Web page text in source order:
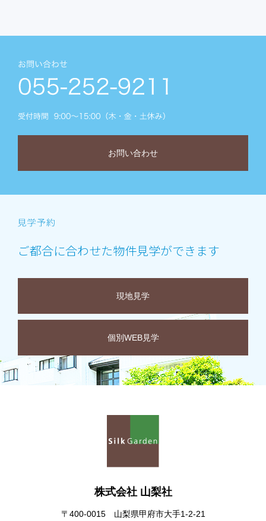
お問い合わせ
ご都合に合わせた物件見学ができます
現地見学
個別WEB見学
株式会社 山梨社
〒400-0015 山梨県甲府市大手1-2-21